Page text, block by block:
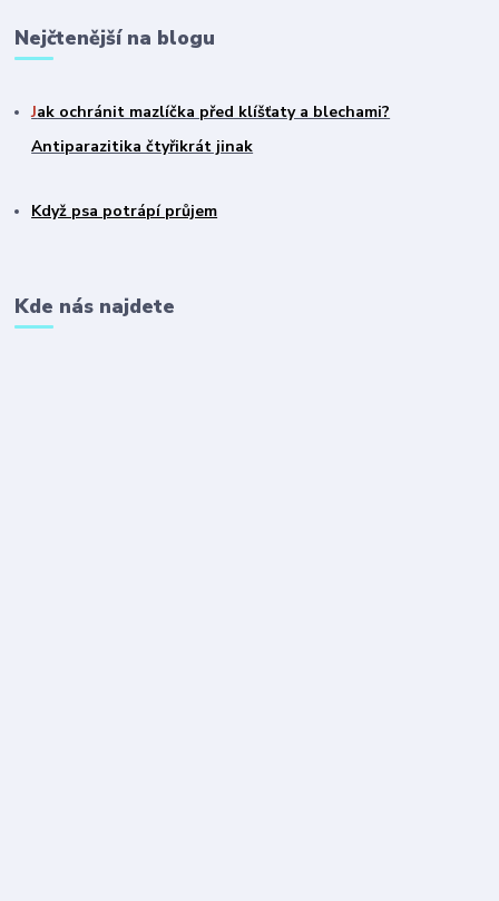
Nejčtenější na blogu
Jak ochránit mazlíčka před klíšťaty a blechami?
Antiparazitika čtyřikrát jinak
Když psa potrápí průjem
Kde nás najdete